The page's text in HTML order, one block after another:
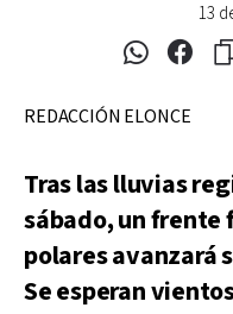
13
REDACCIÓN ELONCE
Tras las lluvias
sábado, un
polares avanzará
Se esperan